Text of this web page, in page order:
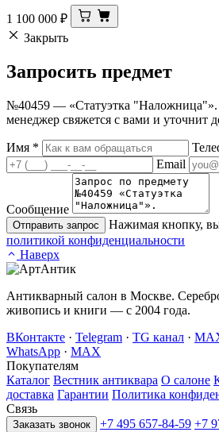
1 100 000 ₽
Закрыть
Запросить предмет
№40459 — «Статуэтка "Наложница"».
менеджер свяжется с вами и уточнит
Имя *
Email
Сообщение
Отправить запрос
Нажимая кнопку, вы
политикой конфиденциальности
Наверх
Антикварный салон в Москве.
живопись и книги — с 2004 года.
ВКонтакте · Telegram · TG канал ·
WhatsApp · MAX
Покупателям
Каталог Вестник антиквара О салоне
доставка Гарантии Политика
Связь
Заказать звонок +7 495 657-84-59 +7